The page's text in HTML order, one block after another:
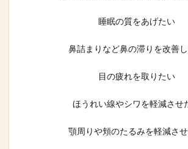
睡眠の質をあげたい
鼻詰まりなど鼻の滞りを改善
目の疲れを取りたい
ほうれい線やシワを軽減させ
顎周りや頬のたるみを軽減さ